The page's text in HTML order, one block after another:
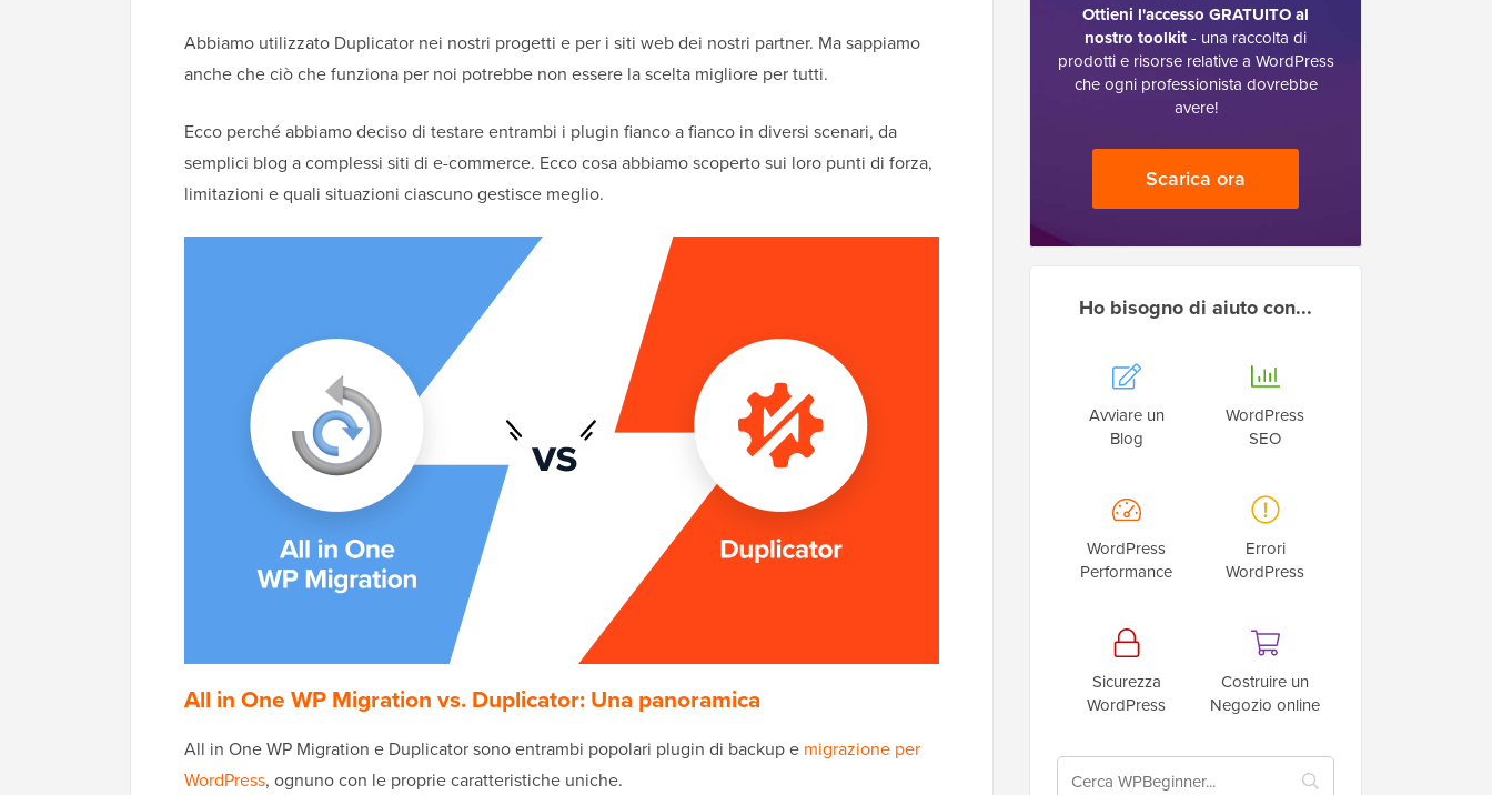
Abbiamo utilizzato Duplicator nei nostri progetti e per i siti web dei nostri partner. Ma sappiamo
anche che ciò che funziona per noi potrebbe non essere la scelta migliore per tutti.
Ecco perché abbiamo deciso di testare entrambi i plugin fianco a fianco in diversi scenari, da
semplici blog a complessi siti di e-commerce. Ecco cosa abbiamo scoperto sui loro punti di forza,
limitazioni e quali situazioni ciascuno gestisce meglio.
All in One WP Migration vs. Duplicator: Una panoramica
All in One WP Migration e Duplicator sono entrambi popolari plugin di backup e migrazione per
WordPress, ognuno con le proprie caratteristiche uniche.
Ottieni l'accesso GRATUITO al
nostro toolkit- una raccolta di
prodotti e risorse relative a WordPress
che ogni professionista dovrebbe
avere!
Scarica ora
Ho bisogno di aiuto con...
Avviare un
Blog
WordPress
SEO
WordPress
Performance
Errori
WordPress
Sicurezza
WordPress
Costruire un
Negozio online